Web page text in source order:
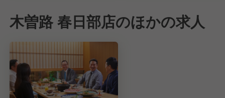
木曽路 春日部店のほかの求人